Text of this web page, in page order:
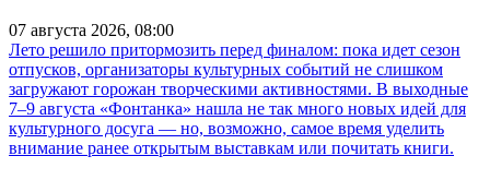
07 августа 2026, 08:00
Лето решило притормозить перед финалом: пока идет сезон
отпусков, организаторы культурных событий не слишком
загружают горожан творческими активностями. В выходные
7–9 августа «Фонтанка» нашла не так много новых идей для
культурного досуга — но, возможно, самое время уделить
внимание ранее открытым выставкам или почитать книги.